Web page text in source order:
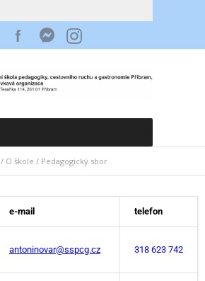
/ O škole / Pedagogický sbor
e-mail telefon
antoninovar@sspcg.cz 318 623 742